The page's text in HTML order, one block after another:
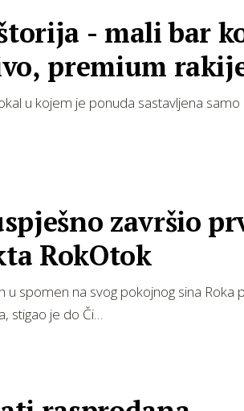
- mali bar
premium
u kojem je ponuda sastavljena samo
završio
RokOtok
u spomen na svog pokojnog sina Roka
stigao je do Či…